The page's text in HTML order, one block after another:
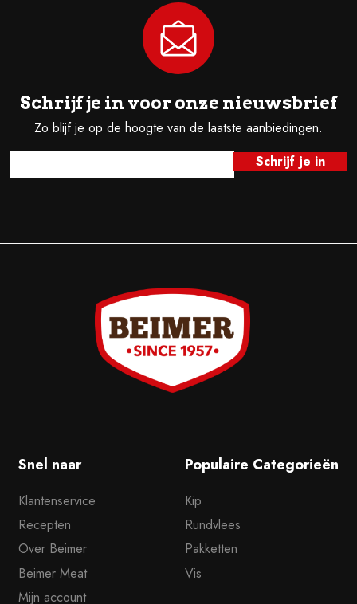
Schrijf je in voor onze nieuwsbrief
Zo blijf je op de hoogte van de laatste aanbiedingen.
Snel naar
Klantenservice
Recepten
Over Beimer
Beimer Meat
Mijn account
Populaire Categorieën
Kip
Rundvlees
Pakketten
Vis